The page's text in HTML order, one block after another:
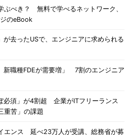
ぶべき？ 無料で学べるネットワーク、
のeBook
が去ったUSで、エンジニアに求められる
新職種FDEが需要増」 7割のエンジニア
必須」が4割超 企業がITフリーランス
重苦」の課題
エンス 延べ23万人が受講、総務省が募